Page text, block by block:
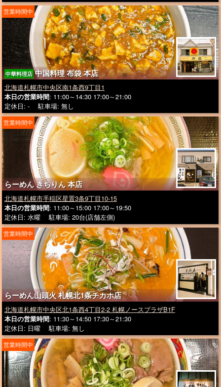
中華料理店 中国料理 布袋 本店
営業時間中
北海道札幌市中央区南1条西9丁目1
本日の営業時間: 11:00～14:30 17:00～21:00
定休日: - 駐車場: 無し
らーめん きちりん 本店
営業時間中
北海道札幌市手稲区星置3条9丁目10-15
本日の営業時間: 11:00～15:00 17:00～19:50
定休日: 水曜 駐車場: 20台(店舗左側)
らーめん山頭火 札幌北1条チカホ店
営業時間中
北海道札幌市中央区北1条西4丁目2-2 札幌ノースプラザB1F
本日の営業時間: 11:30～14:50 17:30～21:30
定休日: 日曜 駐車場: 無し
営業時間中